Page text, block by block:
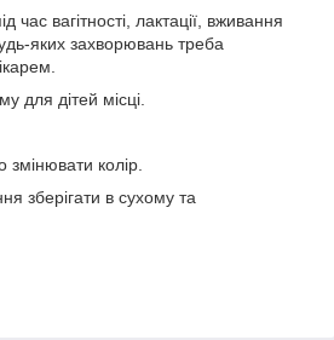
час вагітності, лактації, вживання
яких захворювань треба
для дітей місці.
колір.
зберігати в сухому та